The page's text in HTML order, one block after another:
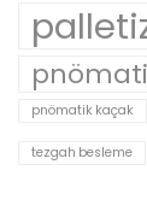
pnömatik kaçak
tezgah besleme